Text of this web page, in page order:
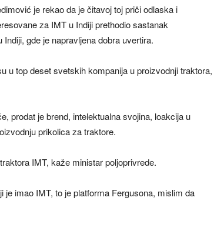
je rekao da je čitavoj toj priči odlaska i
za IMT u Indiji prethodio sastanak
gde je napravljena dobra uvertira.
u top deset svetskih kompanija u proizvodnji traktora,
prodat je brend, intelektualna svojina, loakcija u
prikolica za traktore.
IMT, kaže ministar poljoprivrede.
je imao IMT, to je platforma Fergusona, mislim da